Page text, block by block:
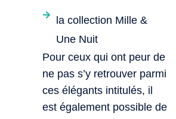
la collection Mille &
Une Nuit
Pour ceux qui ont peur de
ne pas s’y retrouver parmi
ces élégants intitulés, il
est également possible de